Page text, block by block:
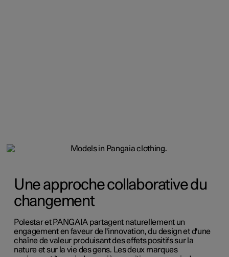
Une approche collaborative du
changement
Polestar et PANGAIA partagent naturellement un
engagement en faveur de l'innovation, du design et d'une
chaîne de valeur produisant des effets positifs sur la
nature et sur la vie des gens. Les deux marques